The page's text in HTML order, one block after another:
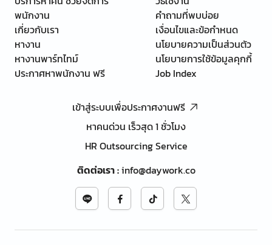
พนักงาน
เกี่ยวกับเรา
หางาน
หางานพาร์ทไทม์
ประกาศหาพนักงาน ฟรี
คำถามที่พบบ่อย
เงื่อนไขและข้อกำหนด
นโยบายความเป็นส่วนตัว
นโยบายการใช้ข้อมูลคุกกี้
Job Index
เข้าสู่ระบบเพื่อประกาศงานฟรี
หาคนด่วน เร็วสุด 1 ชั่วโมง
HR Outsourcing Service
ติดต่อเรา:info@daywork.co